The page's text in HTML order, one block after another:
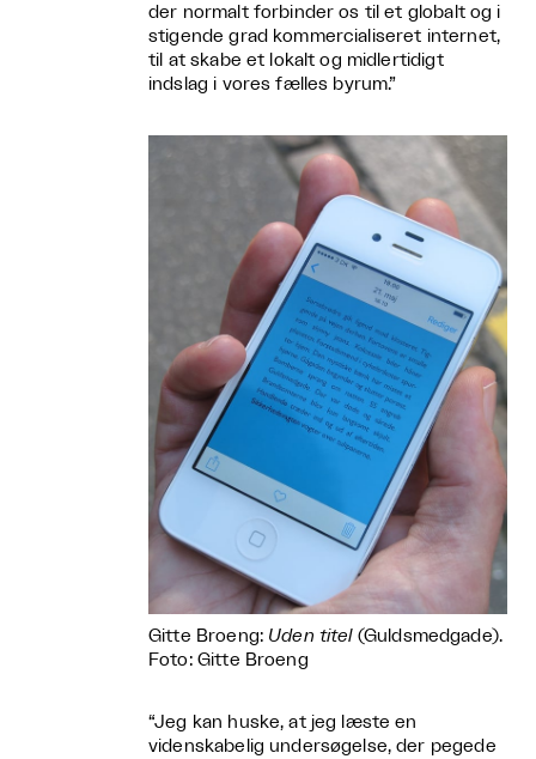
der normalt forbinder os til et globalt og i
stigende grad kommercialiseret internet,
til at skabe et lokalt og midlertidigt
indslag i vores fælles byrum.”
Gitte Broeng: Uden titel(Guldsmedgade).
Foto: Gitte Broeng
“Jeg kan huske, at jeg læste en
videnskabelig undersøgelse, der pegede